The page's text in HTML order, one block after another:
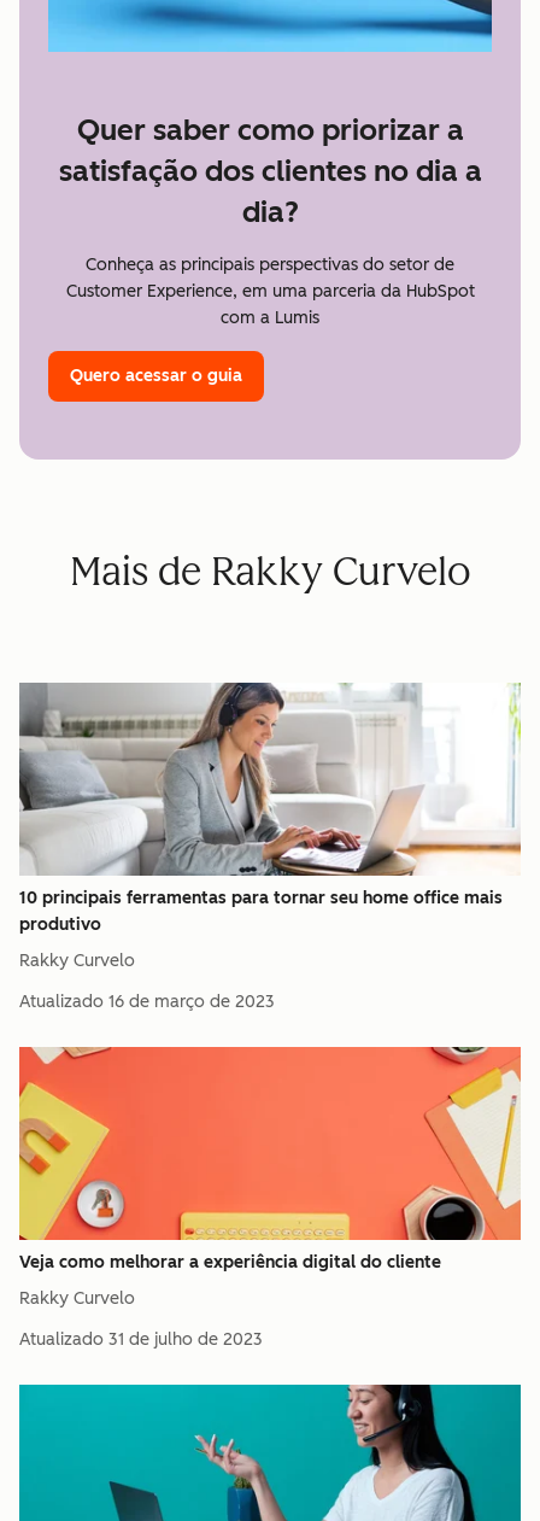
Quer saber como priorizar a
satisfação dos clientes no dia a
dia?
Conheça as principais perspectivas do setor de
Customer Experience, em uma parceria da HubSpot
com a Lumis
Quero acessar o guia
Mais de Rakky Curvelo
10 principais ferramentas para tornar seu home office mais
produtivo
Rakky Curvelo
Atualizado 16 de março de 2023
Veja como melhorar a experiência digital do cliente
Rakky Curvelo
Atualizado 31 de julho de 2023